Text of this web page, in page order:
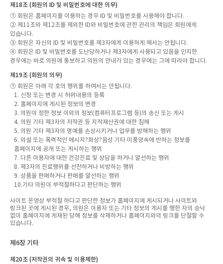
제18조 (회원의 ID 및 비밀번호에 대한 의무)
① 회원은 홈페이지를 이용하는 경우 ID 및 비밀번호를 사용해야 합니다.
② 제11조와 제12조를 제외한 ID와 비밀번호에 관한 관리의 책임은 회원에게
있습니다.
③ 회원은 자신의 ID 및 비밀번호를 제3자에게 이용하게 해서는 안됩니다.
④ 회원은 ID 및 비밀번호를 도난당하거나 제3자에게 사용되고 있음을 인지한
경우에는 바로 의원에 통보하고 의원의 안내가 있는 경우에는 그에 따라야 합니다.
제19조 (회원의 의무)
① 회원은 아래 각 호의 행위를 하여서는 안됩니다.
1. 신청 또는 변경 시 허위내용의 등록
2. 홈페이지에 게시된 정보의 변경
3. 의원이 정한 정보 이외의 정보(컴퓨터프로그램 등)의 송신 또는 게시
4. 의원 기타 제3자의 저작권 등 지적재산권에 대한 침해
5. 의원 기타 제3자의 명예를 손상시키거나 업무를 방해하는 행위
6. 외설 또는 폭력적인 메시지?화상?음성 기타 미풍양속에 반하는 정보를
홈페이지에 공개 또는 게시하는 행위
7. 다른 이용자에 대한 건강진료 및 상담을 하거나 알선하는 행위
8. 제3자의 진료행위를 선전하거나 비방하는 행위
9. 상품을 판매하거나 판매를 알선하는 행위
10.기타 의원이 부적절하다고 판단하는 행위
사이트 운영상 부적절 하다고 판단한 정보가 홈페이지에 게시되거나 사이트와
링크된 곳에 게시된 경우, 의원은 이용자 또는 기타 정보의 게시를 행한 자의 승낙
없이 홈페이지에 게재된 당해 정보를 삭제하거나 홈페이지와의 링크를 단절할 수
있습니다.
제6장 기타
제20조 (저작권의 귀속 및 이용제한)